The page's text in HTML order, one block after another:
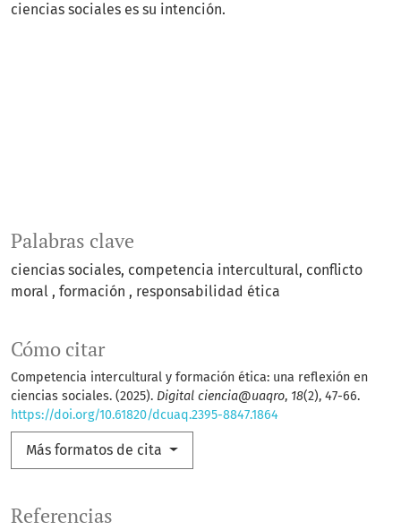
Palabras clave
ciencias sociales competencia intercultural conflicto
moral
formación responsabilidad ética
Cómo citar
Competencia intercultural y formación ética: una reflexión en
ciencias sociales. (2025). Digital ciencia@uaqro, 18(2), 47-66.
https://doi.org/10.61820/dcuaq.2395-8847.1864
Más formatos de cita
ciencias sociales es su intención.
Referencias